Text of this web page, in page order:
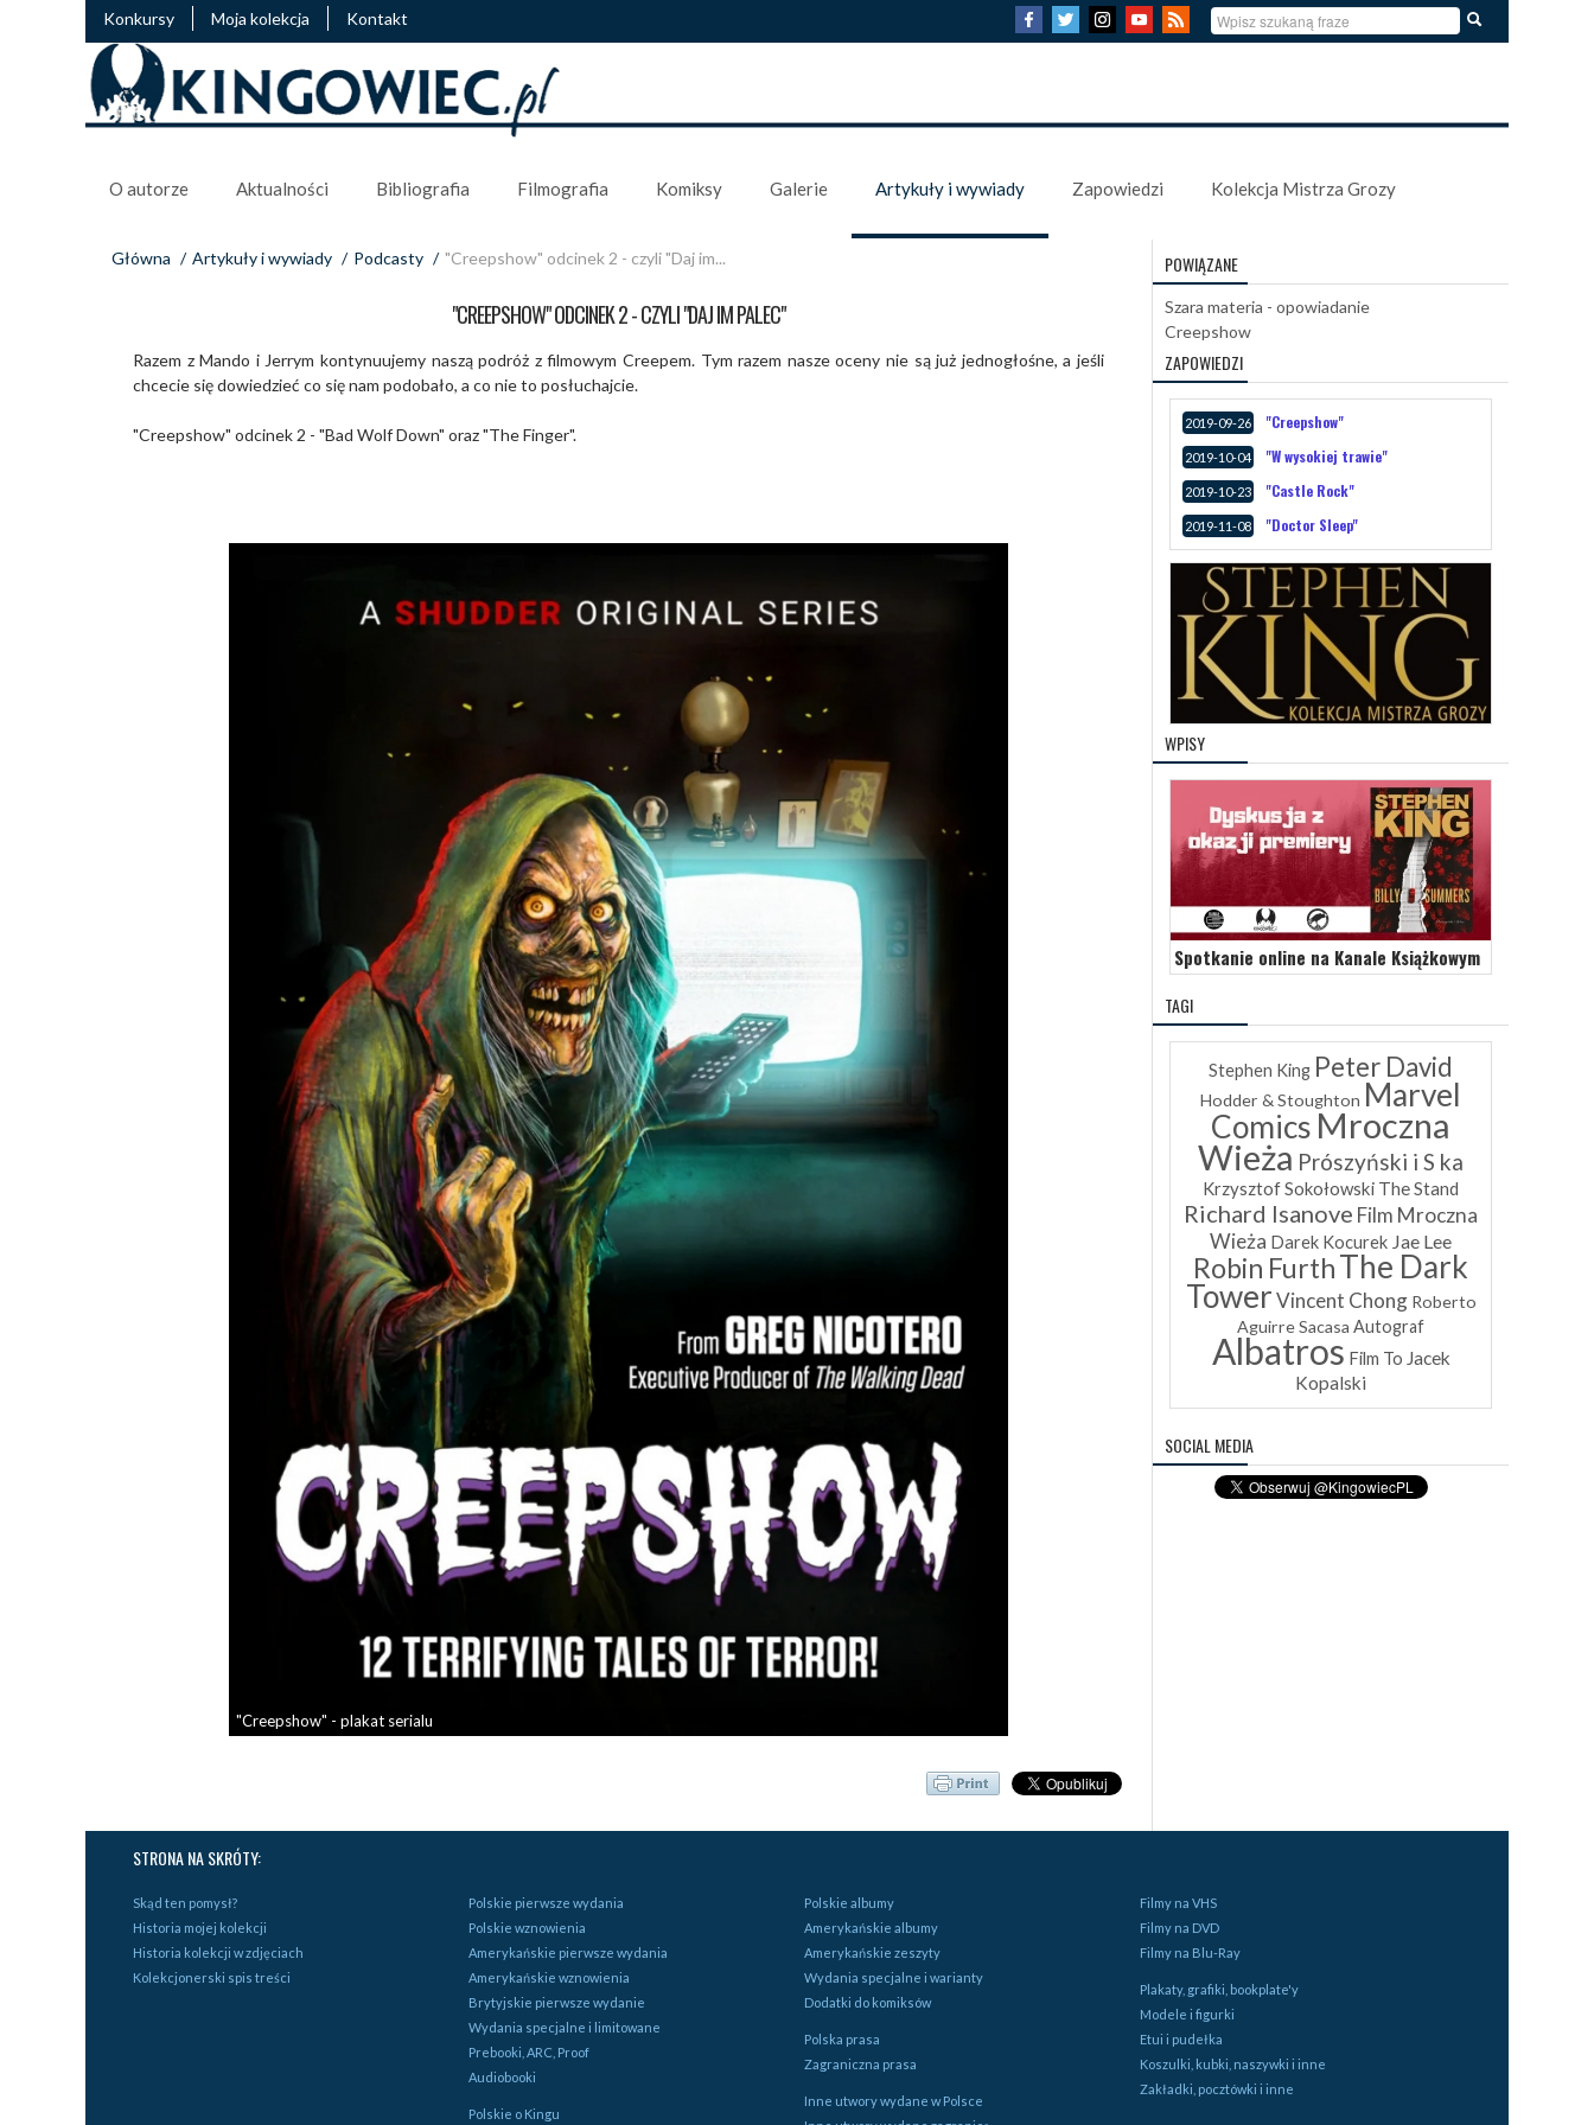
Konkursy Moja kolekcja Kontakt
O autorze Aktualności Bibliografia Filmografia Komiksy Galerie Artykuły i wywiady Zapowiedzi Kolekcja Mistrza Grozy
Główna / Artykuły i wywiady / Podcasty / "Creepshow" odcinek 2 - czyli "Daj im...
"CREEPSHOW" ODCINEK 2 - CZYLI "DAJ IM PALEC"
Razem z Mando i Jerrym kontynuujemy naszą podróż z filmowym Creepem. Tym razem nasze oceny nie są już jednogłośne, a jeśli
chcecie się dowiedzieć co się nam podobało, a co nie to posłuchajcie.
"Creepshow" odcinek 2 - "Bad Wolf Down" oraz "The Finger".
"Creepshow" - plakat serialu
POWIĄZANE
Szara materia - opowiadanie
Creepshow
ZAPOWIEDZI
2019-09-26 "Creepshow"
2019-10-04 "W wysokiej trawie"
2019-10-23 "Castle Rock"
2019-11-08 "Doctor Sleep"
WPISY
Spotkanie online na Kanale Książkowym
TAGI
Stephen King Peter David
Hodder & Stoughton Marvel
Comics Mroczna
Wieża Prószyński i S ka
Krzysztof Sokołowski The Stand
Richard Isanove Film Mroczna
Wieża Darek Kocurek Jae Lee
Robin FurthThe Dark
TowerVincent Chong Roberto
Aguirre Sacasa Autograf
Albatros Film To Jacek
Kopalski
SOCIAL MEDIA
STRONA NA SKRÓTY:
Skąd ten pomysł?
Historia mojej kolekcji
Historia kolekcji w zdjęciach
Kolekcjonerski spis treści
Polskie pierwsze wydania
Polskie wznowienia
Amerykańskie pierwsze wydania
Amerykańskie wznowienia
Brytyjskie pierwsze wydanie
Wydania specjalne i limitowane
Prebooki, ARC, Proof
Audiobooki
Polskie o Kingu
Polskie albumy
Amerykańskie albumy
Amerykańskie zeszyty
Wydania specjalne i warianty
Dodatki do komiksów
Polska prasa
Zagraniczna prasa
Inne utwory wydane w Polsce
Filmy na VHS
Filmy na DVD
Filmy na Blu-Ray
Plakaty, grafiki, bookplate'y
Modele i figurki
Etui i pudełka
Koszulki, kubki, naszywki i inne
Zakładki, pocztówki i inne